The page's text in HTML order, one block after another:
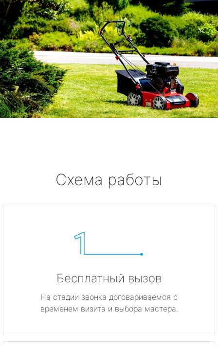
Схема работы
Бесплатный вызов
На стадии звонка договариваемся с
временем визита и выбора мастера.